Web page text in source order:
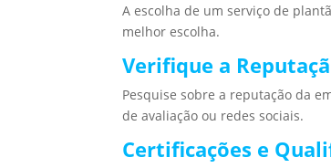
A escolha de um serviço de
melhor escolha.
Verifique a
Pesquise sobre a reputação da
de avaliação ou redes sociais.
Certificações e